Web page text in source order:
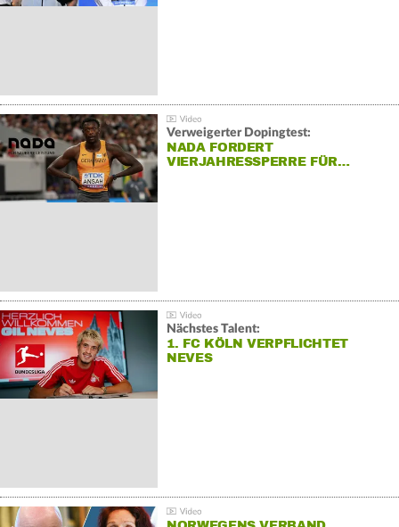
Verweigerter Dopingtest:
NADA FORDERT
VIERJAHRESSPERRE FÜR…
Nächstes Talent:
1. FC KÖLN VERPFLICHTET
NEVES